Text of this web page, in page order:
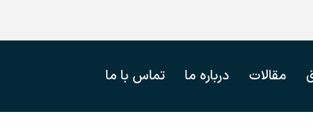
مقالات درباره ما تماس با ما